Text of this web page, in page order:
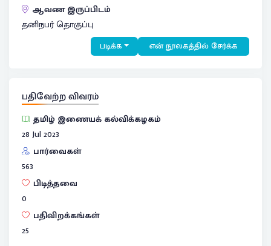
ஆவண இருப்பிடம்
தனிநபர் தொகுப்பு
படிக்க என் நூலகத்தில் சேர்க்க
பதிவேற்ற விவரம்
தமிழ் இணையக் கல்விக்கழகம்
28 Jul 2023
பார்வைகள்
563
பிடித்தவை
0
பதிவிறக்கங்கள்
25